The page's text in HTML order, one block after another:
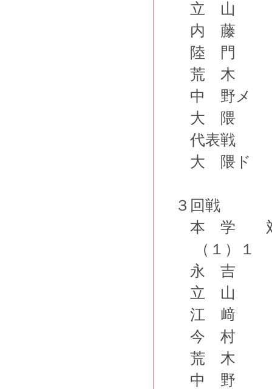
立 山
内 藤
陸 門
荒 木
中 野
大 隈
代表戦
大 隈
３回戦
本 学
（１）１
永 吉
立 山
江 﨑
今 村
荒 木
中 野